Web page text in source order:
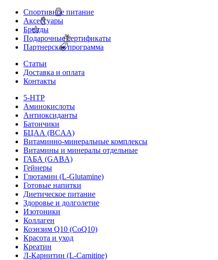
Спортивное питание
Аксессуары
Бренды
Подарочные сертификаты
Партнерская программа
Статьи
Доставка и оплата
Контакты
5-HTP
Аминокислоты
Антиоксиданты
Батончики
БЦАА (BCAA)
Витаминно-минеральные комплексы
Витамины и минералы отдельные
ГАБА (GABA)
Гейнеры
Глютамин (L-Glutamine)
Готовые напитки
Диетическое питание
Здоровье и долголетие
Изотоники
Коллаген
Коэнзим Q10 (CoQ10)
Красота и уход
Креатин
Л-Карнитин (L-Сarnitine)